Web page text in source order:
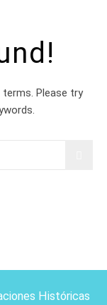
Please try
Históricas